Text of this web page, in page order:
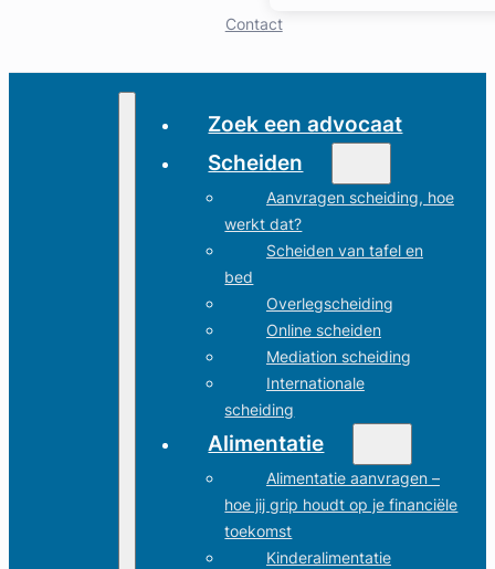
Contact
Zoek een advocaat
Scheiden
Aanvragen scheiding, hoe
werkt dat?
Scheiden van tafel en
bed
Overlegscheiding
Online scheiden
Mediation scheiding
Internationale
scheiding
Alimentatie
Alimentatie aanvragen –
hoe jij grip houdt op je financiële
toekomst
Kinderalimentatie